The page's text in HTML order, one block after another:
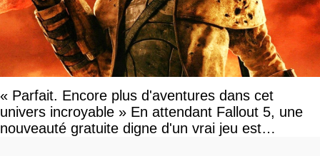
« Parfait. Encore plus d'aventures dans cet
univers incroyable » En attendant Fallout 5, une
nouveauté gratuite digne d'un vrai jeu est